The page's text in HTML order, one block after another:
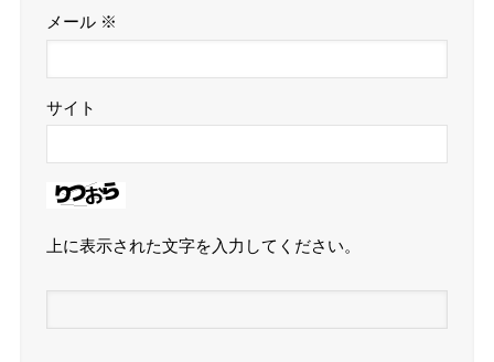
メール ※
サイト
上に表示された文字を入力してください。